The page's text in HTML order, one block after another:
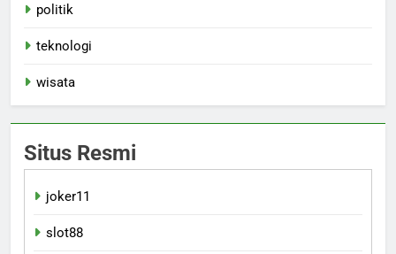
politik
teknologi
wisata
Situs Resmi
joker11
slot88